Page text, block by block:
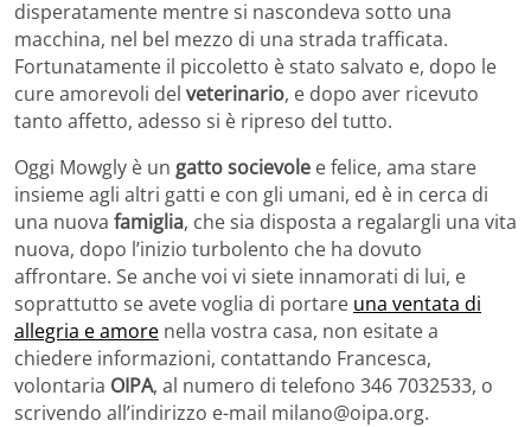
disperatamente mentre si nascondeva sotto una
macchina, nel bel mezzo di una strada trafficata.
Fortunatamente il piccoletto è stato salvato e, dopo le
cure amorevoli del veterinario, e dopo aver ricevuto
tanto affetto, adesso si è ripreso del tutto.
Oggi Mowgly è un gatto socievole e felice, ama stare
insieme agli altri gatti e con gli umani, ed è in cerca di
una nuova famiglia, che sia disposta a regalargli una vita
nuova, dopo l’inizio turbolento che ha dovuto
affrontare. Se anche voi vi siete innamorati di lui, e
soprattutto se avete voglia di portare una ventata di
allegria e amore nella vostra casa, non esitate a
chiedere informazioni, contattando Francesca,
volontaria OIPA, al numero di telefono 346 7032533, o
scrivendo all’indirizzo e-mail milano@oipa.org.